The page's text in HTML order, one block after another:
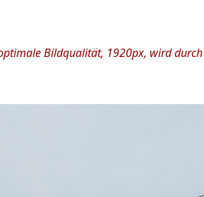
Bildqualität, 1920px, wird